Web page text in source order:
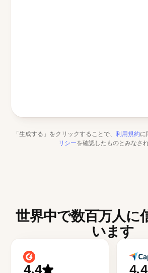
「生成する」をクリックすることで、 利用規約に
リシーを確認したものとみなされ
世界中で数百万人に
います
4.4 4.4